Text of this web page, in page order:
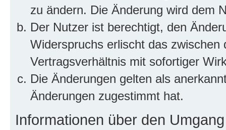
zu ändern. Die Änderung wird dem
Der Nutzer ist berechtigt, den
Widerspruchs erlischt das
Vertragsverhältnis mit sofortiger
Die Änderungen gelten als
Änderungen zugestimmt hat.
Informationen über den